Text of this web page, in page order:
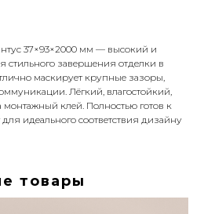
37×93×2000 мм — высокий и
стильного завершения отделки в
маскирует крупные зазоры,
Лёгкий, влагостойкий,
монтажный клей. Полностью готов к
идеального соответствия дизайну
товары